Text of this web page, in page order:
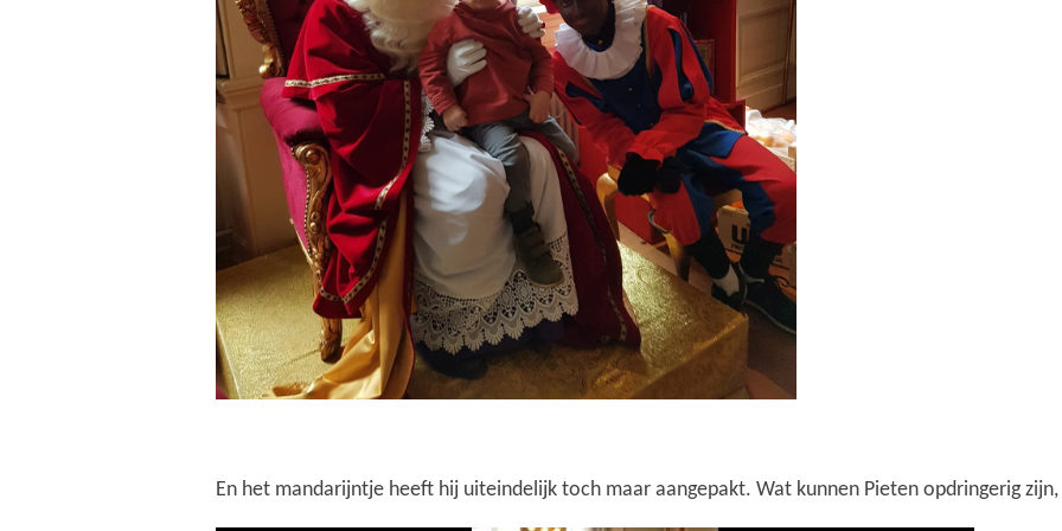
En het mandarijntje heeft hij uiteindelijk toch maar aangepakt. Wat kunnen Pieten opdringerig zijn,